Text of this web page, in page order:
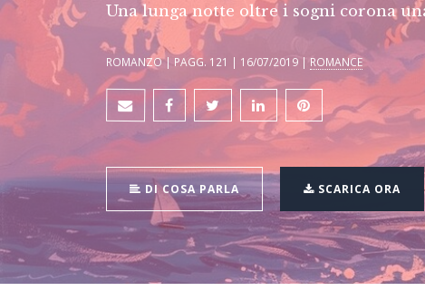
Una lunga notte oltre i sogni corona
ROMANZO | PAGG. 121 | 16/07/2019 | ROMANCE
DI COSA PARLA SCARICA ORA